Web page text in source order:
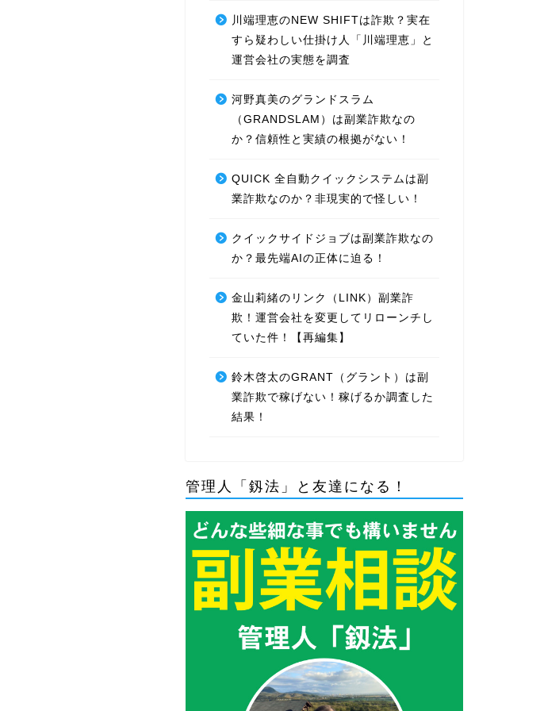
川端理恵のNEW SHIFTは詐欺？実在
すら疑わしい仕掛け人「川端理恵」と
運営会社の実態を調査
河野真美のグランドスラム
（GRANDSLAM）は副業詐欺なの
か？信頼性と実績の根拠がない！
QUICK 全自動クイックシステムは副
業詐欺なのか？非現実的で怪しい！
クイックサイドジョブは副業詐欺なの
か？最先端AIの正体に迫る！
金山莉緒のリンク（LINK）副業詐
欺！運営会社を変更してリローンチし
ていた件！【再編集】
鈴木啓太のGRANT（グラント）は副
業詐欺で稼げない！稼げるか調査した
結果！
管理人「釼法」と友達になる！